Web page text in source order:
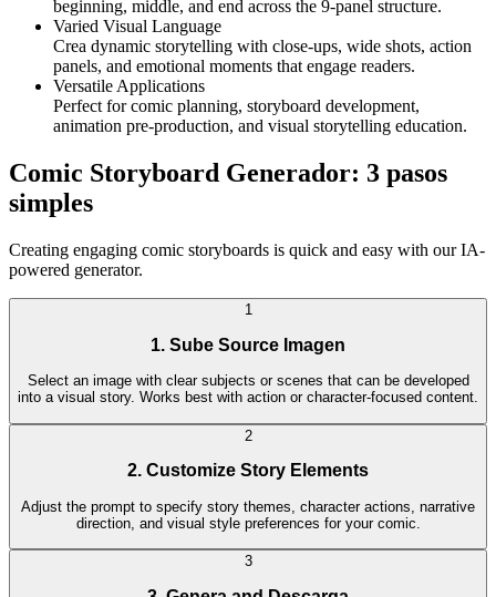
beginning, middle, and end across the 9-panel structure.
Varied Visual Language
Crea dynamic storytelling with close-ups, wide shots, action
panels, and emotional moments that engage readers.
Versatile Applications
Perfect for comic planning, storyboard development,
animation pre-production, and visual storytelling education.
Comic Storyboard Generador: 3 pasos
simples
Creating engaging comic storyboards is quick and easy with our IA-
powered generator.
1
1. Sube Source Imagen
Select an image with clear subjects or scenes that can be developed
into a visual story. Works best with action or character-focused content.
2
2. Customize Story Elements
Adjust the prompt to specify story themes, character actions, narrative
direction, and visual style preferences for your comic.
3